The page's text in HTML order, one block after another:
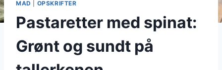
MAD OPSKRIFTER
Pastaretter med spinat:
Grønt og sundt på